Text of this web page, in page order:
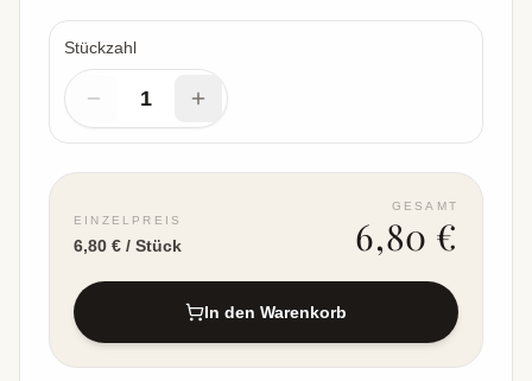
Stückzahl
1
EINZELPREIS
6,80 € / Stück
GESAMT
6,80 €
In den Warenkorb